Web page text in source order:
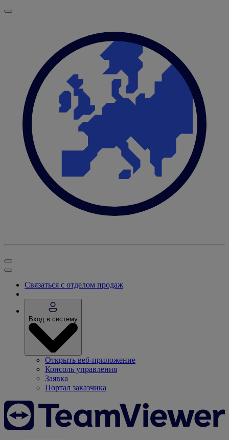
Связаться с отделом продаж
Вход в систему
Открыть веб-приложение
Консоль управления
Заявка
Портал заказчика